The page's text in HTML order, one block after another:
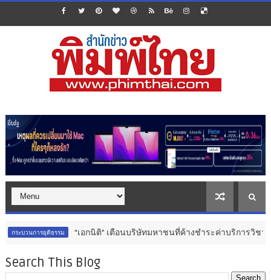
“เอกนิติ” เตือนบริษัทมหาชนที่ค้างชำระค่าบริการวิชาชีพ ต้องเปิดเผ
Search This Blog